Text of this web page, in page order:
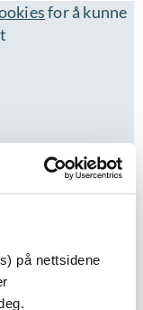
på nettsidene
for å kunne
(symjebrett,
mellom alle
å gå i vatnet